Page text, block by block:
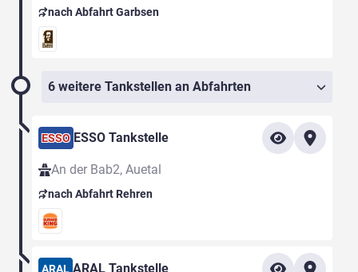
nach Abfahrt Garbsen
6 weitere Tankstellen an Abfahrten
ESSO ESSO Tankstelle
An der Bab2, Auetal
nach Abfahrt Rehren
ARAL ARAL Tankstelle